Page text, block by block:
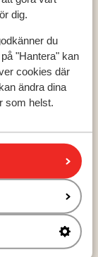
dig.
du
"Hantera" kan
cookies där
ändra dina
som helst.